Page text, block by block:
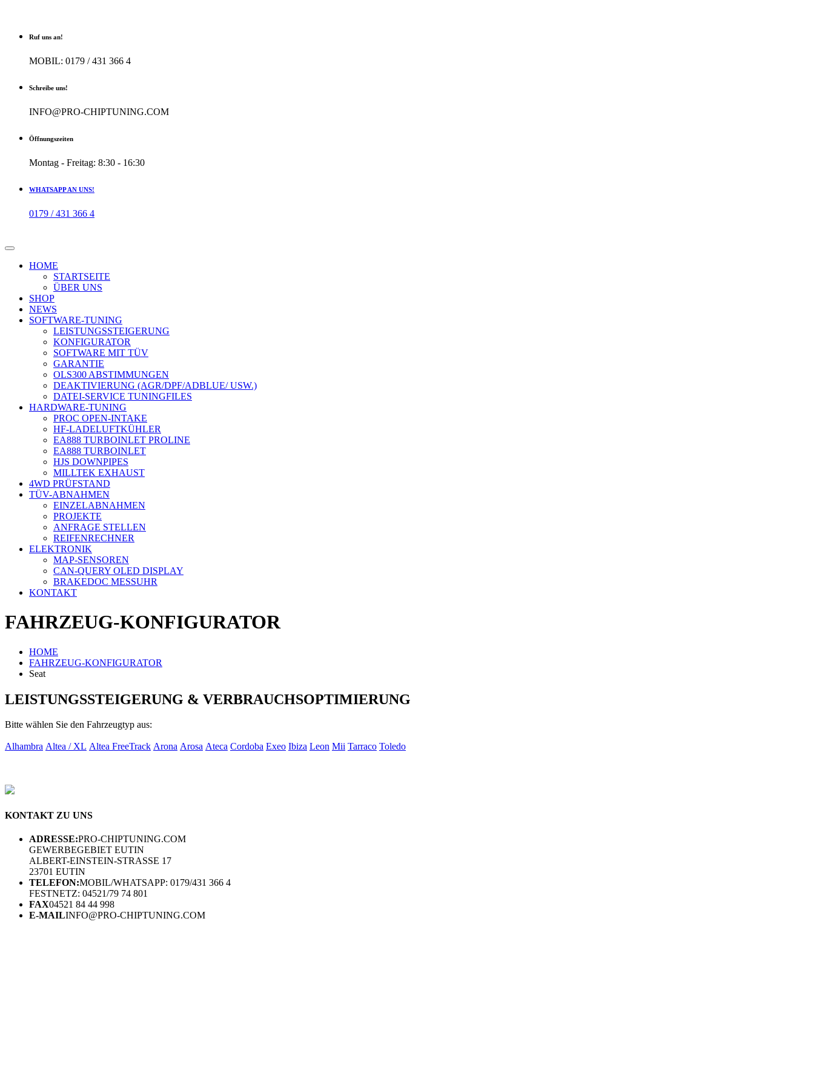
Ruf uns an!
MOBIL: 0179 / 431 366 4
Schreibe uns!
INFO@PRO-CHIPTUNING.COM
Öffnungszeiten
Montag - Freitag: 8:30 - 16:30
WHATSAPP AN UNS!
0179 / 431 366 4
HOME
STARTSEITE
ÜBER UNS
SHOP
NEWS
SOFTWARE-TUNING
LEISTUNGSSTEIGERUNG
KONFIGURATOR
SOFTWARE MIT TÜV
GARANTIE
OLS300 ABSTIMMUNGEN
DEAKTIVIERUNG (AGR/DPF/ADBLUE/ USW.)
DATEI-SERVICE TUNINGFILES
HARDWARE-TUNING
PROC OPEN-INTAKE
HF-LADELUFTKÜHLER
EA888 TURBOINLET PROLINE
EA888 TURBOINLET
HJS DOWNPIPES
MILLTEK EXHAUST
4WD PRÜFSTAND
TÜV-ABNAHMEN
EINZELABNAHMEN
PROJEKTE
ANFRAGE STELLEN
REIFENRECHNER
ELEKTRONIK
MAP-SENSOREN
CAN-QUERY OLED DISPLAY
BRAKEDOC MESSUHR
KONTAKT
FAHRZEUG-KONFIGURATOR
HOME
FAHRZEUG-KONFIGURATOR
Seat
LEISTUNGSSTEIGERUNG & VERBRAUCHSOPTIMIERUNG
Bitte wählen Sie den Fahrzeugtyp aus:
Alhambra Altea / XL Altea FreeTrack Arona Arosa Ateca Cordoba Exeo Ibiza Leon Mii Tarraco Toledo
KONTAKT ZU UNS
ADRESSE:PRO-CHIPTUNING.COM
GEWERBEGEBIET EUTIN
ALBERT-EINSTEIN-STRASSE 17
23701 EUTIN
TELEFON:MOBIL/WHATSAPP: 0179/431 366 4
FESTNETZ: 04521/79 74 801
FAX04521 84 44 998
E-MAILINFO@PRO-CHIPTUNING.COM